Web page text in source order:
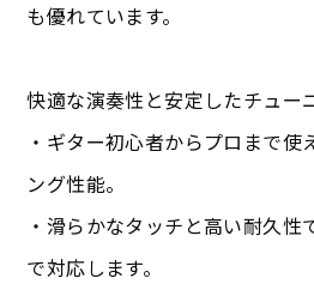
も優れています。
快適な演奏性と安定したチュー
・ギター初心者からプロまで使
ング性能。
・滑らかなタッチと高い耐久性
で対応します。